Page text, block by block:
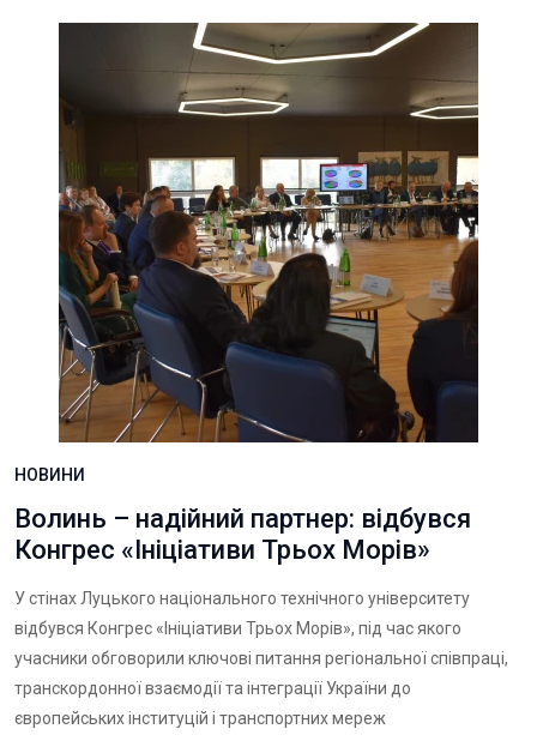
НОВИНИ
Волинь – надійний партнер: відбувся
Конгрес «Ініціативи Трьох Морів»
У стінах Луцького національного технічного університету
відбувся Конгрес «Ініціативи Трьох Морів», під час якого
учасники обговорили ключові питання регіональної співпраці,
транскордонної взаємодії та інтеграції України до
європейських інституцій і транспортних мереж